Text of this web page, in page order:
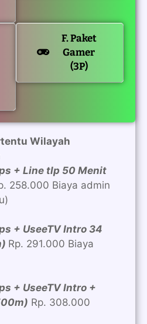
F. Paket
Gamer
(3P)
Wilayah
+ Line tlp 50 Menit
258.000 Biaya admin
+ UseeTV Intro 34
Rp. 291.000 Biaya
+ UseeTV Intro +
Rp. 308.000